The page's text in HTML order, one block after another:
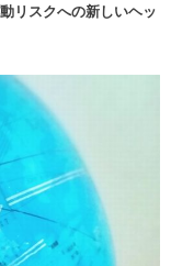
リスクへの新しいヘッ